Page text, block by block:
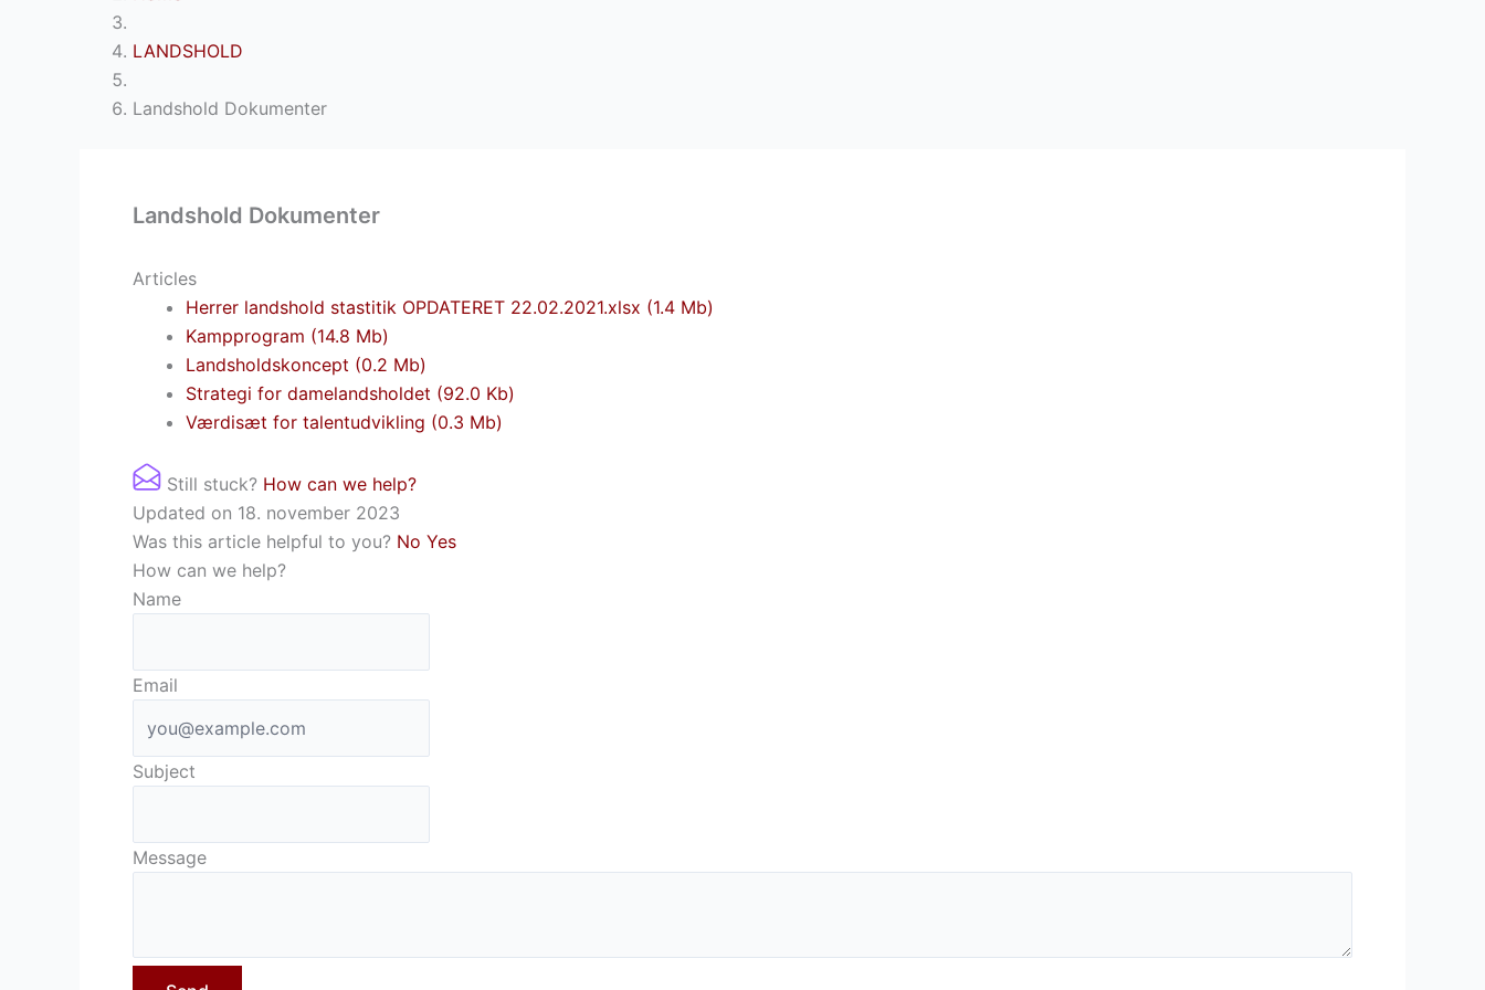
LANDSHOLD
Landshold Dokumenter
Landshold Dokumenter
Articles
Herrer landshold stastitik OPDATERET 22.02.2021.xlsx (1.4 Mb)
Kampprogram (14.8 Mb)
Landsholdskoncept (0.2 Mb)
Strategi for damelandsholdet (92.0 Kb)
Værdisæt for talentudvikling (0.3 Mb)
Still stuck? How can we help?
Updated on 18. november 2023
Was this article helpful to you? No Yes
How can we help?
Name
Email
Subject
Message